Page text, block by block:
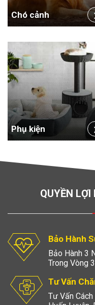
Chó cảnh
Phụ kiện
QUYỀN
Bảo Hành
Bảo Hành 3
Trong Vòng
Tư Vấn
Tư Vấn